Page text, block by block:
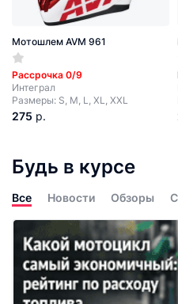
Мотошлем AVM 961
Рассрочка 0/9
Интеграл
Размеры: S, M, L, XL, XXL
275 р.
Будь в курсе
Все Новости Обзоры